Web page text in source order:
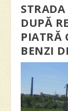
DUPĂ
PIATRĂ
BENZI